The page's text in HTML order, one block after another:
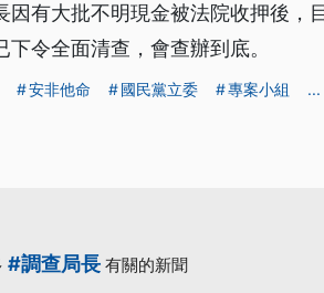
因有大批不明現金被法院收押後，
下令全面清查，會查辦到底。
安非他命 國民黨立委 專案小組 ...
#調查局長 有關的新聞